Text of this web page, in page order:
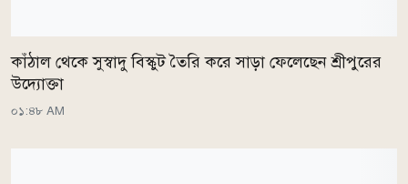
কাঁঠাল থেকে সুস্বাদু বিস্কুট তৈরি করে সাড়া ফেলেছেন শ্রীপুরের
উদ্যোক্তা
০১:৪৮ AM